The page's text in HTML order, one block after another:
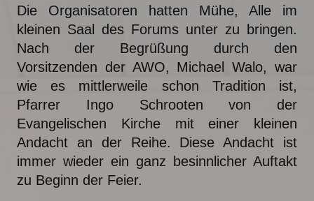
Die Organisatoren hatten Mühe, Alle im
kleinen Saal des Forums unter zu bringen.
Nach der Begrüßung durch den
Vorsitzenden der AWO, Michael Walo, war
wie es mittlerweile schon Tradition ist,
Pfarrer Ingo Schrooten von der
Evangelischen Kirche mit einer kleinen
Andacht an der Reihe. Diese Andacht ist
immer wieder ein ganz besinnlicher Auftakt
zu Beginn der Feier.